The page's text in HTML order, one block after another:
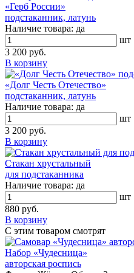
«Герб России»
подстаканник, латунь
Наличие товара: да
шт
3 200 руб.
В корзину
«Долг Честь Отечество»
подстаканник, латунь
Наличие товара: да
шт
3 200 руб.
В корзину
Стакан хрустальный
для подстаканника
Наличие товара: да
шт
880 руб.
В корзину
С этим товаром смотрят
Набор «Чудесница»
авторская роспись